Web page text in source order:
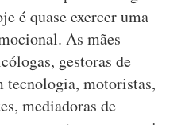
é quase exercer uma
As mães
gestoras de
tecnologia, motoristas,
mediadoras de